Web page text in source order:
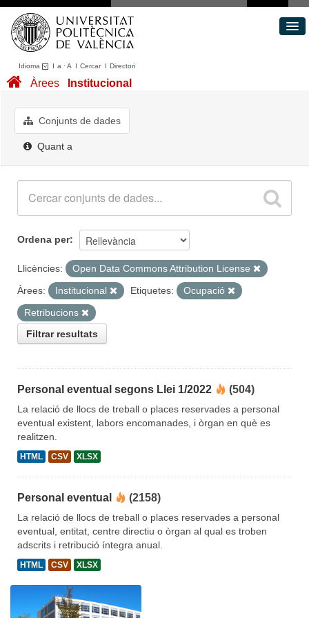
Idioma I a ·A I CercarI Directori
Conjunts de dades
Quant a
Àrees Institucional
Conjunts de dades
Quant a
Ordena per
Llicències:
Open Data Commons Attribution License
Àrees:
Institucional Etiquetes:
Ocupació
Retribucions
Filtrar resultats
Personal eventual segons Llei 1/2022 (504)
La relació de llocs de treball o places reservades a personal
eventual existent, labors encomanades, i òrgan en què es
realitzen.
HTML CSV XLSX
Personal eventual (2158)
La relació de llocs de treball o places reservades a personal
eventual, entitat, centre directiu o òrgan al qual es troben
adscrits i retribució íntegra anual.
HTML CSV XLSX